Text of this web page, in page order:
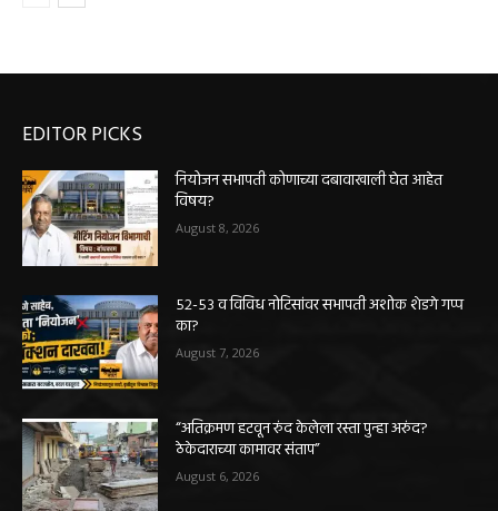
EDITOR PICKS
नियोजन सभापती कोणाच्या दबावाखाली घेत आहेत
विषय?
August 8, 2026
५२-५३ व विविध नोटिसांवर सभापती अशोक शेडगे गप्प
का?
August 7, 2026
“अतिक्रमण हटवून रुंद केलेला रस्ता पुन्हा अरुंद?
ठेकेदाराच्या कामावर संताप”
August 6, 2026